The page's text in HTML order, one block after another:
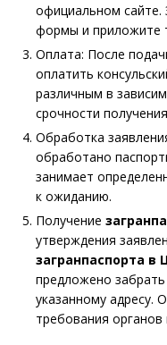
официальном сайте.
формы и приложите
Оплата: После
оплатить
различным в
срочности
Обработка
обработано
занимает
к ожиданию.
Получение
утверждения
загранпаспорта в
предложено забрать
указанному адресу.
требования